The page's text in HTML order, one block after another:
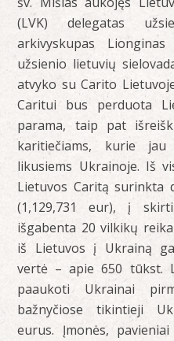
(LVK) delegatas
arkivyskupas
užsienio lietuvių
atvyko su Carito
Caritui bus perduota
parama, taip pat
karitiečiams, kurie
likusiems Ukrainoje. Iš
Lietuvos Caritą surinkta
(1,129,731 eur), į
išgabenta 20 vilkikų
iš Lietuvos į Ukrainą
vertė – apie 650 tūkst.
paaukoti Ukrainai
bažnyčiose tikintieji
eurus. Įmonės,